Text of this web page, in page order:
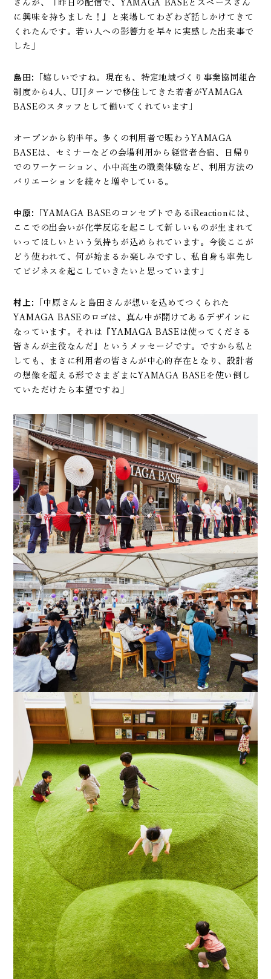
さんが、『昨日の配信で、YAMAGA BASEとスペースさん
に興味を持ちました！』と来場してわざわざ話しかけてきて
くれたんです。若い人への影響力を早々に実感した出来事で
した」
島田: 「嬉しいですね。現在も、特定地域づくり事業協同組合
制度から4人、UIJターンで移住してきた若者がYAMAGA
BASEのスタッフとして働いてくれています」
オープンから約半年。多くの利用者で賑わうYAMAGA
BASEは、セミナーなどの会場利用から経営者合宿、日帰り
でのワーケーション、小中高生の職業体験など、利用方法の
バリエーションを続々と増やしている。
中原: 「YAMAGA BASEのコンセプトであるiReactionには、
ここでの出会いが化学反応を起こして新しいものが生まれて
いってほしいという気持ちが込められています。今後ここが
どう使われて、何が始まるか楽しみですし、私自身も率先し
てビジネスを起こしていきたいと思っています」
村上: 「中原さんと島田さんが想いを込めてつくられた
YAMAGA BASEのロゴは、真ん中が開けてあるデザインに
なっています。それは『YAMAGA BASEは使ってくださる
皆さんが主役なんだ』というメッセージです。ですから私と
しても、まさに利用者の皆さんが中心的存在となり、設計者
の想像を超える形でさまざまにYAMAGA BASEを使い倒し
ていただけたら本望ですね」